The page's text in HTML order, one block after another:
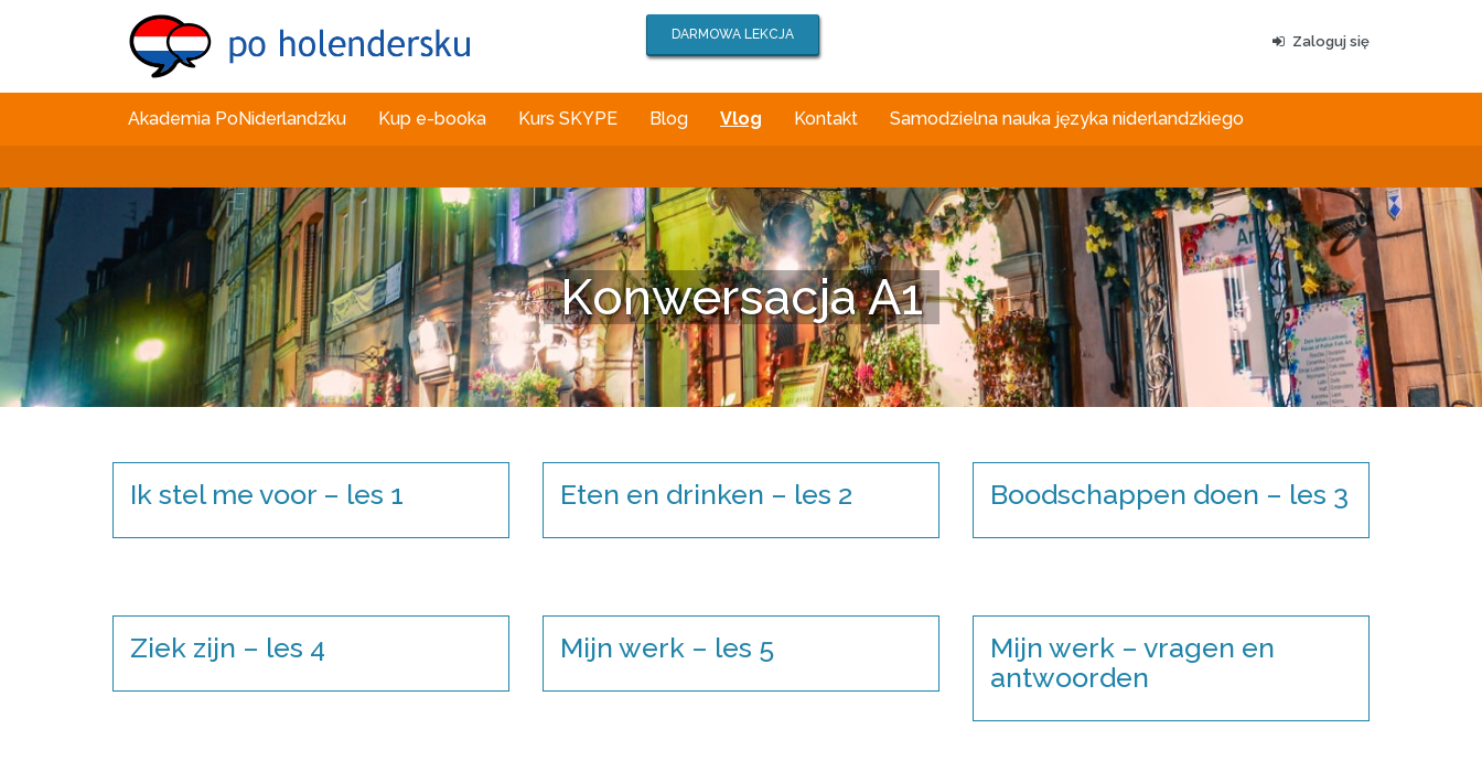
DARMOWA LEKCJA Zaloguj się
Akademia PoNiderlandzku Kup e-booka Kurs SKYPE Blog Vlog Kontakt Samodzielna nauka języka niderlandzkiego
Konwersacja A1
Ik stel me voor – les 1 Eten en drinken – les 2 Boodschappen doen – les 3
Ziek zijn – les 4 Mijn werk – les 5
Mijn werk – vragen en
antwoorden